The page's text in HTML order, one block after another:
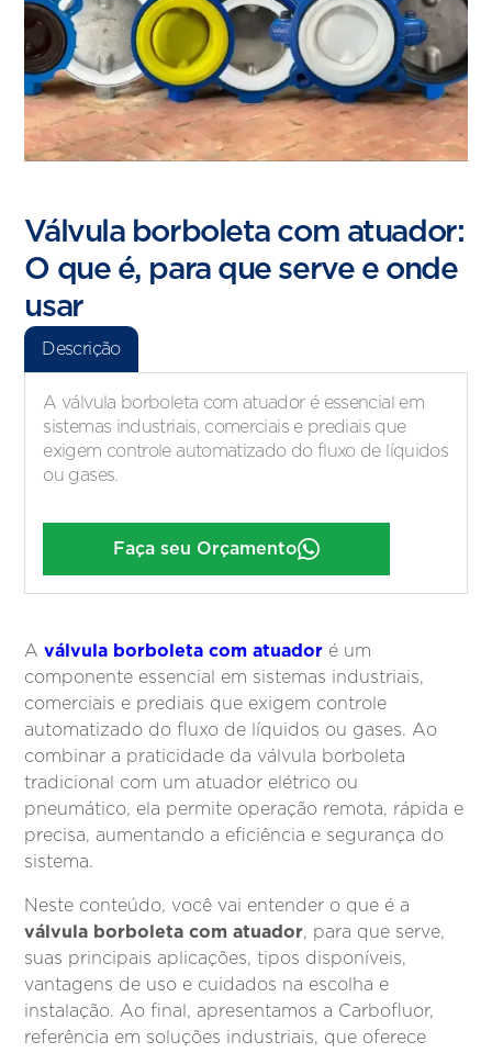
Válvula borboleta com atuador:
O que é, para que serve e onde
usar
Descrição
A válvula borboleta com atuador é essencial em
sistemas industriais, comerciais e prediais que
exigem controle automatizado do fluxo de líquidos
ou gases.
Faça seu Orçamento
Aválvula borboleta com atuador é um
componente essencial em sistemas industriais,
comerciais e prediais que exigem controle
automatizado do fluxo de líquidos ou gases. Ao
combinar a praticidade da válvula borboleta
tradicional com um atuador elétrico ou
pneumático, ela permite operação remota, rápida e
precisa, aumentando a eficiência e segurança do
sistema.
Neste conteúdo, você vai entender o que é a
válvula borboleta com atuador, para que serve,
suas principais aplicações, tipos disponíveis,
vantagens de uso e cuidados na escolha e
instalação. Ao final, apresentamos a Carbofluor,
referência em soluções industriais, que oferece